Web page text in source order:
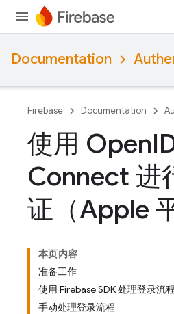
Documentation
Firebase Documentation
使用 Open
Connect 进
证（Apple
本页内容
准备工作
使用 Firebase SDK 处理登录流程
手动处理登录流程